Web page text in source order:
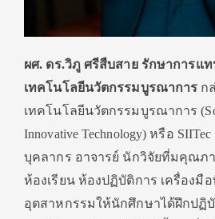
ผศ. ดร.วิภู ศรีสืบสาย รักษาการ
เทคโนโลยีนวัตกรรมบูรณาการ ก
เทคโนโลยีนวัตกรรมบูรณาการ
Innovative Technology) หรือ
บุคลากร อาจารย์ นักวิจัยที่มคุณภ
ห้องเรียน ห้องปฏิบัติการ เครื่องมื
อุตสาหกรรมให้นักศึกษาได้ฝึกปฏิ